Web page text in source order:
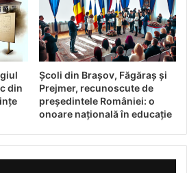
: Elevii pot folosi cartelele pentru
școlii sau pentru a
necesare studiului.
: Accesul la resursele bibliotecii
prin utilizarea cartelelor,
birocratice.
de clasă: Sistemele pot
din
Școli din Brașov, Făgăraș și
Prejmer, recunoscute de
președintele României: o
onoare națională în educație